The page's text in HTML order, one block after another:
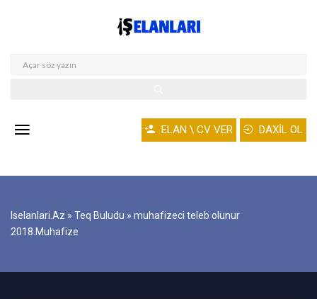
ELAN \ CV VER DAXİL OL
Iselanlari.az » Teq Buludu » muhafizeci teleb olunur
2018.Muhafize